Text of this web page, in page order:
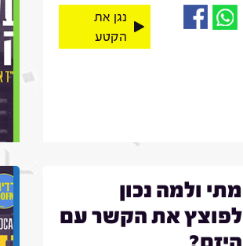
נגן את
הקטע
מתי ולמה נכון
לפוצץ את הקשר עם